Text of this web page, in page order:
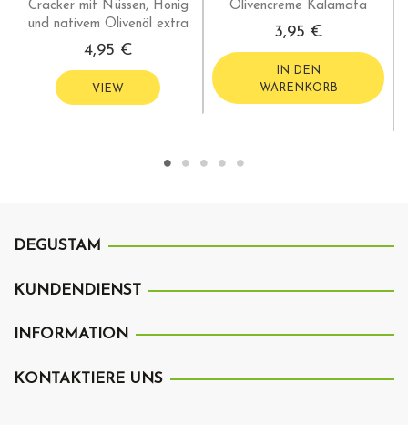
Cracker mit Nüssen, Honig
und nativem Olivenöl extra
4,95 €
VIEW
Olivencreme Kalamata
3,95 €
IN DEN
WARENKORB
DEGUSTAM
KUNDENDIENST
INFORMATION
KONTAKTIERE UNS